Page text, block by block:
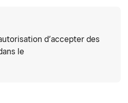
d’accepter des
le